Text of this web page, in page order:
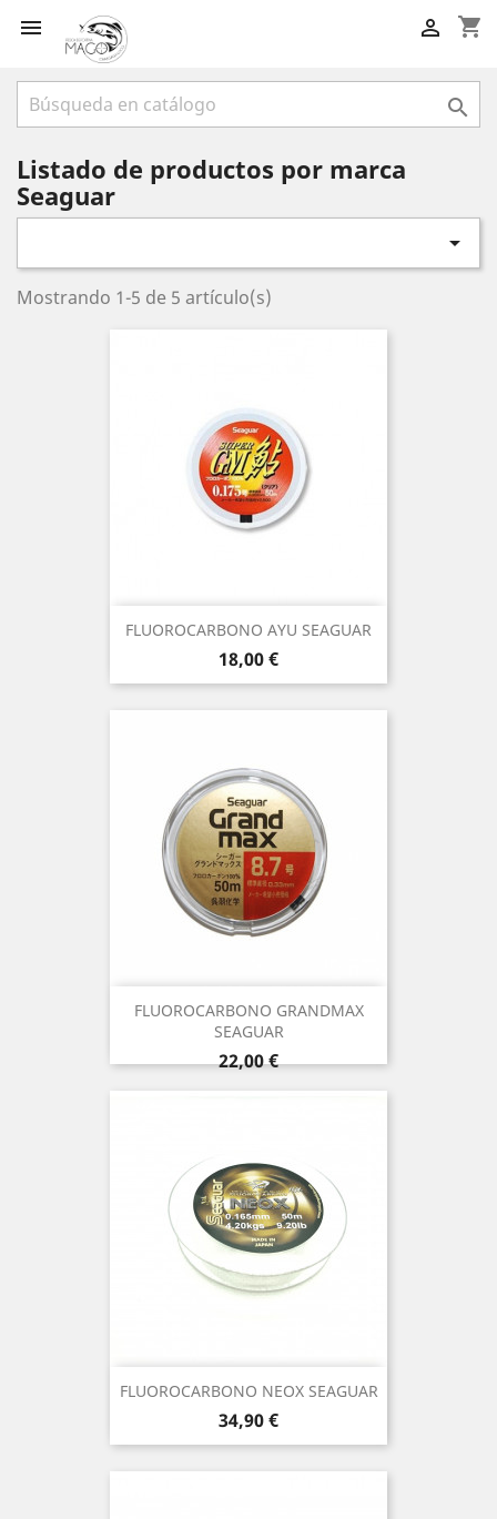
 shopping_cart


Listado de productos por marca
Seaguar

Mostrando 1-5 de 5 artículo(s)
FLUOROCARBONO AYU SEAGUAR
Precio
18,00 €
FLUOROCARBONO GRANDMAX
SEAGUAR
Precio
22,00 €
FLUOROCARBONO NEOX SEAGUAR
Precio
34,90 €